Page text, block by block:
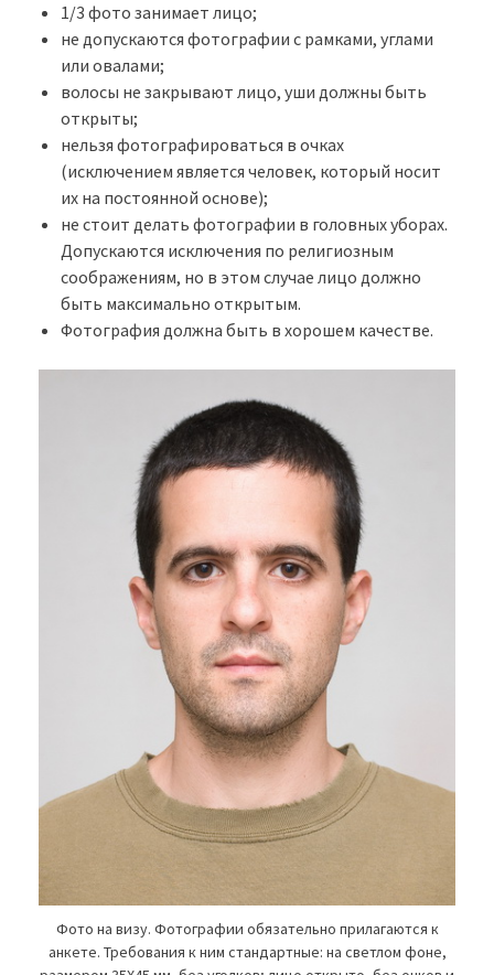
1/3 фото занимает лицо;
не допускаются фотографии с рамками, углами
или овалами;
волосы не закрывают лицо, уши должны быть
открыты;
нельзя фотографироваться в очках
(исключением является человек, который носит
их на постоянной основе);
не стоит делать фотографии в головных уборах.
Допускаются исключения по религиозным
соображениям, но в этом случае лицо должно
быть максимально открытым.
Фотография должна быть в хорошем качестве.
Фото на визу. Фотографии обязательно прилагаются к
анкете. Требования к ним стандартные: на светлом фоне,